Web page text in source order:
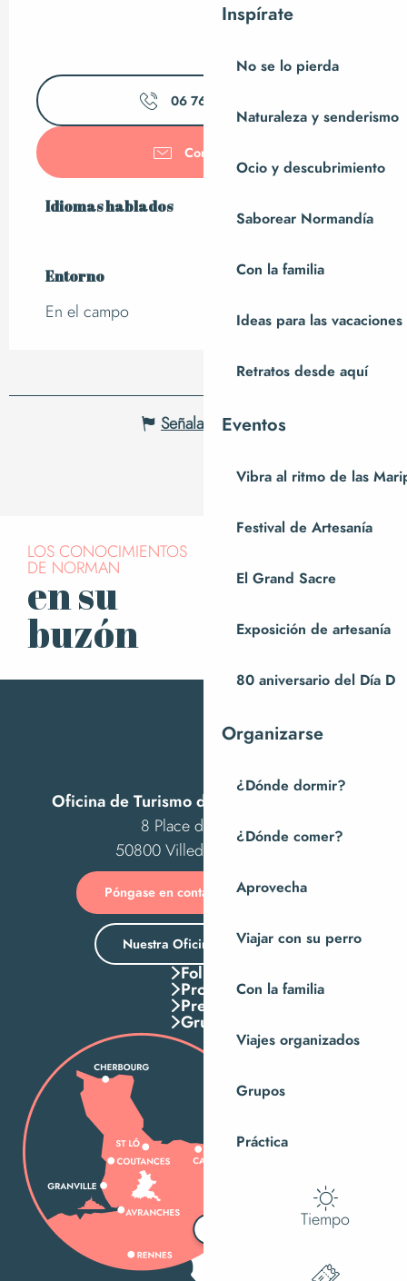
Inspírate
No se lo pierda
Naturaleza y senderismo
Ocio y descubrimiento
Saborear Normandía
Con la familia
Ideas para las vacaciones
Retratos desde aquí
Eventos
Vibra al ritmo de las
Festival de Artesanía
El Grand Sacre
Exposición de artesanía
80 aniversario del Día D
Organizarse
¿Dónde dormir?
¿Dónde comer?
Aprovecha
Viajar con su perro
Con la familia
Viajes organizados
Grupos
Práctica
Tiempo
06 76 73 27
Contáctenos
Idiomas hablados
Idiomas hablados
Entorno
Entorno
En el campo
Señalar un error
LOS CONOCIMIENTOS
DE NORMAN
en su
buzón
Oficina de Turismo de Villedieu Intercom
8 Place des Costils
50800 Villedieu-les-Poêles
Póngase en contacto con nosotros
Nuestra Oficina de Turismo
Folletos
Pros
Press
Grupos